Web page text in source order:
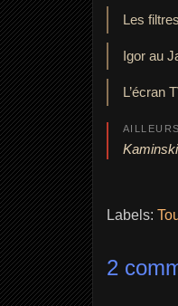
Les
Igor au
L’écran
Labels:
2